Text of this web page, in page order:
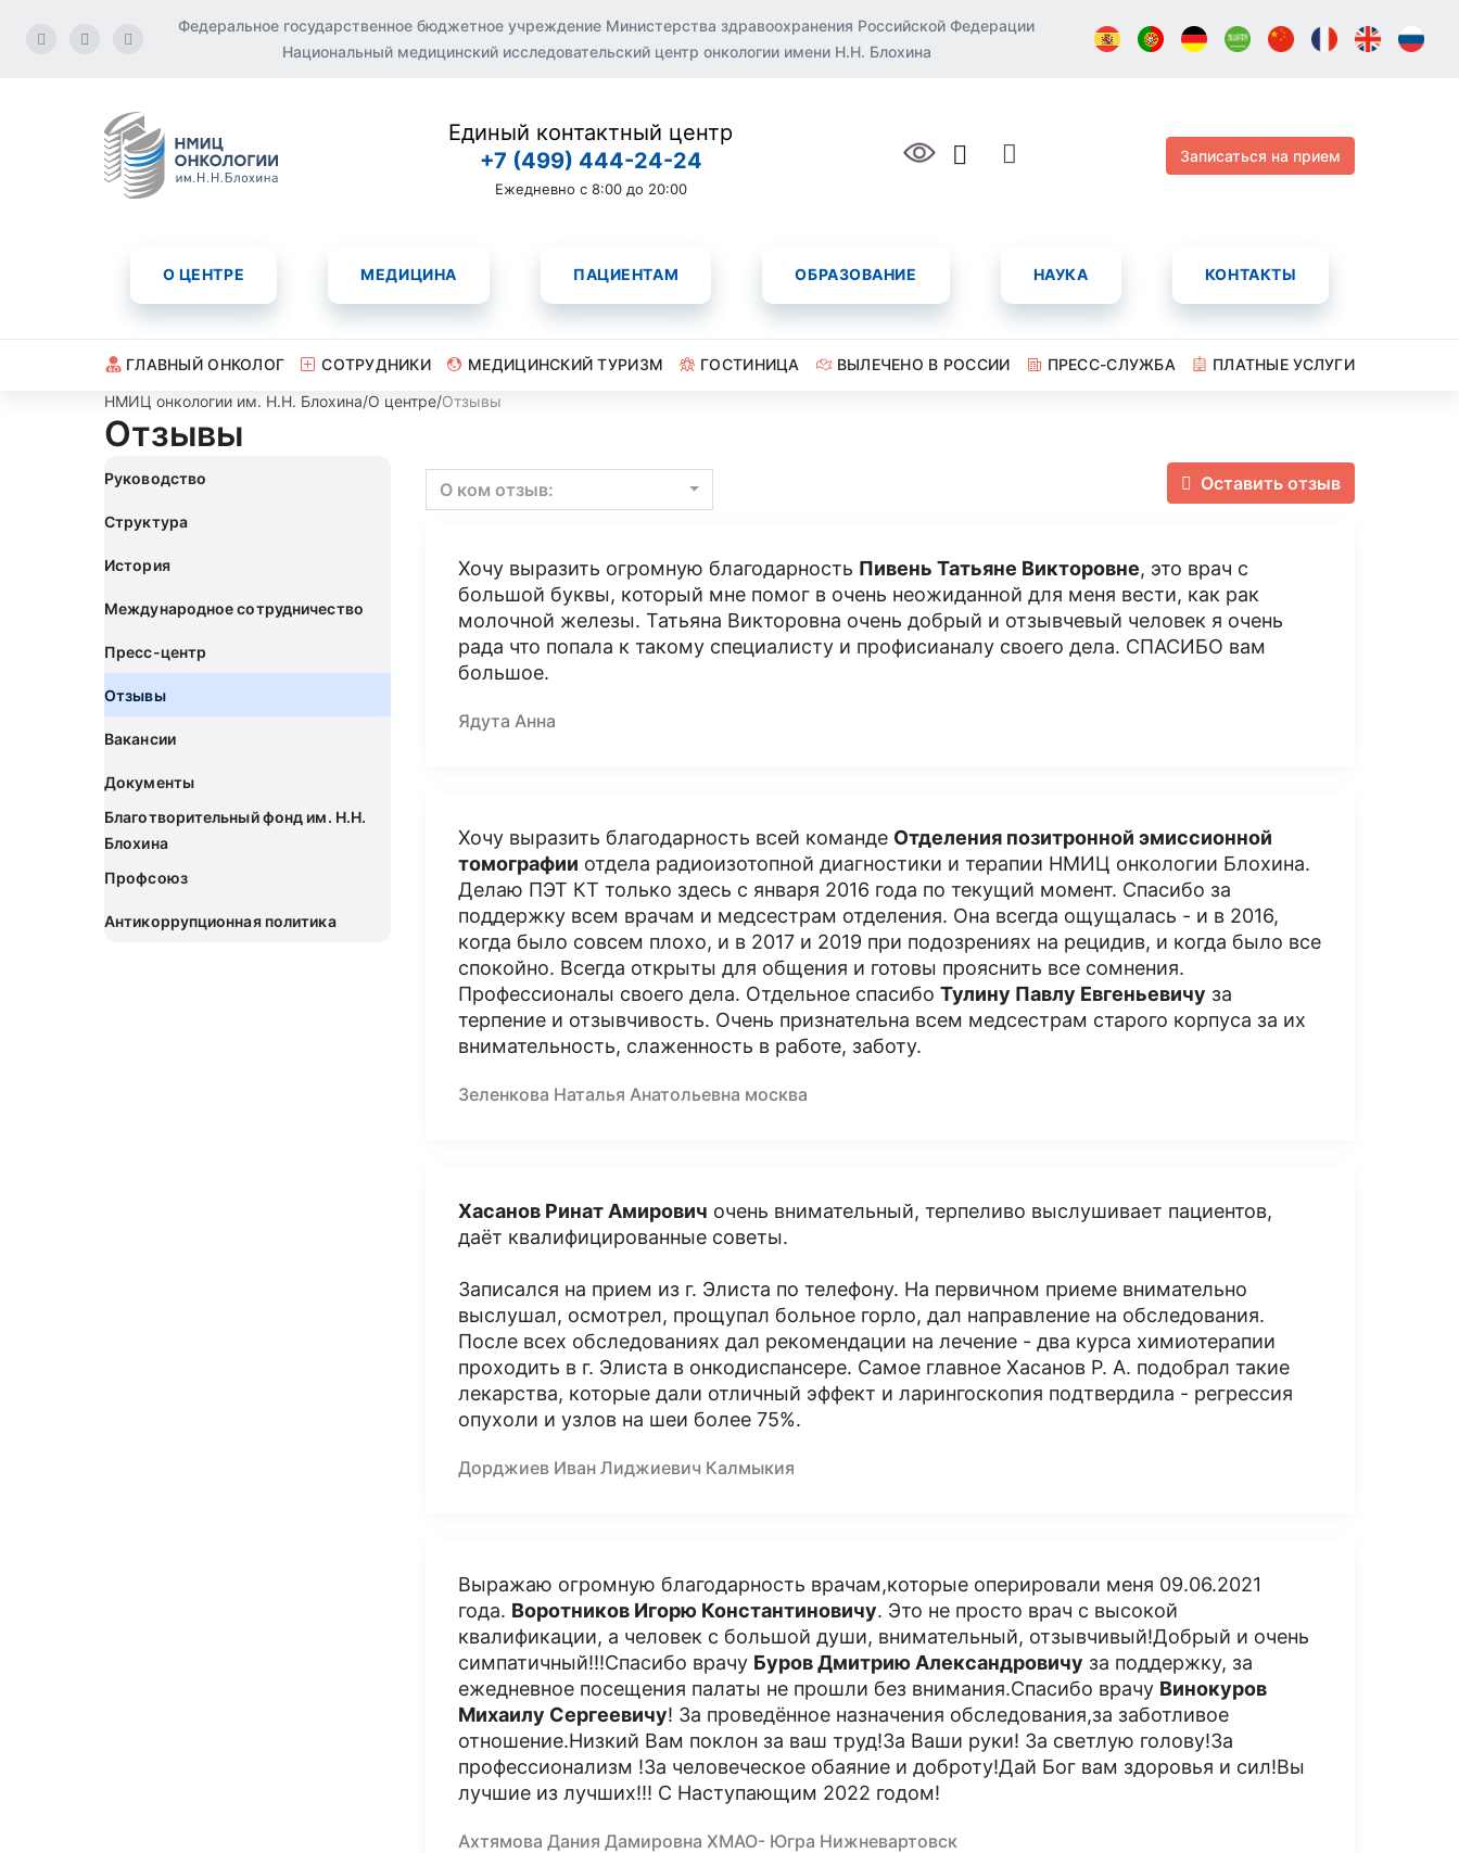
Федеральное государственное бюджетное учреждение Министерства здравоохранения Российской Федерации
Национальный медицинский исследовательский центр онкологии имени Н.Н. Блохина
Единый контактный центр
+7 (499) 444-24-24
Ежедневно с 8:00 до 20:00
Записаться на прием
О ЦЕНТРЕ МЕДИЦИНА ПАЦИЕНТАМ ОБРАЗОВАНИЕ НАУКА КОНТАКТЫ
ГЛАВНЫЙ ОНКОЛОГ СОТРУДНИКИ МЕДИЦИНСКИЙ ТУРИЗМ ГОСТИНИЦА ВЫЛЕЧЕНО В РОССИИ ПРЕСС-СЛУЖБА
ПЛАТНЫЕ УСЛУГИ
НМИЦ онкологии им. Н.Н. Блохина/О центре/Отзывы
Отзывы
Руководство
Структура
История
Международное сотрудничество
Пресс-центр
Отзывы
Вакансии
Документы
Благотворительный фонд им. Н.Н.
Блохина
Профсоюз
Антикоррупционная политика
Оставить отзыв
О ком отзыв:
Хочу выразить огромную благодарность Пивень Татьяне Викторовне, это врач с
большой буквы, который мне помог в очень неожиданной для меня вести, как рак
молочной железы. Татьяна Викторовна очень добрый и отзывчевый человек я очень
рада что попала к такому специалисту и профисианалу своего дела. СПАСИБО вам
большое.
Ядута Анна
Хочу выразить благодарность всей команде Отделения позитронной эмиссионной
томографии отдела радиоизотопной диагностики и терапии НМИЦ онкологии Блохина.
Делаю ПЭТ КТ только здесь с января 2016 года по текущий момент. Спасибо за
поддержку всем врачам и медсестрам отделения. Она всегда ощущалась - и в 2016,
когда было совсем плохо, и в 2017 и 2019 при подозрениях на рецидив, и когда было все
спокойно. Всегда открыты для общения и готовы прояснить все сомнения.
Профессионалы своего дела. Отдельное спасибо Тулину Павлу Евгеньевичу за
терпение и отзывчивость. Очень признательна всем медсестрам старого корпуса за их
внимательность, слаженность в работе, заботу.
Зеленкова Наталья Анатольевна москва
Хасанов Ринат Амирович очень внимательный, терпеливо выслушивает пациентов,
даёт квалифицированные советы.
Записался на прием из г. Элиста по телефону. На первичном приеме внимательно
выслушал, осмотрел, прощупал больное горло, дал направление на обследования.
После всех обследованиях дал рекомендации на лечение - два курса химиотерапии
проходить в г. Элиста в онкодиспансере. Самое главное Хасанов Р. А. подобрал такие
лекарства, которые дали отличный эффект и ларингоскопия подтвердила - регрессия
опухоли и узлов на шеи более 75%.
Дорджиев Иван Лиджиевич Калмыкия
Выражаю огромную благодарность врачам,которые оперировали меня 09.06.2021
года. Воротников Игорю Константиновичу. Это не просто врач с высокой
квалификации, а человек с большой души, внимательный, отзывчивый!Добрый и очень
симпатичный!!!Спасибо врачу Буров Дмитрию Александровичу за поддержку, за
ежедневное посещения палаты не прошли без внимания.Спасибо врачу Винокуров
Михаилу Сергеевичу! За проведённое назначения обследования,за заботливое
отношение.Низкий Вам поклон за ваш труд!За Ваши руки! За светлую голову!За
профессионализм !За человеческое обаяние и доброту!Дай Бог вам здоровья и сил!Вы
лучшие из лучших!!! С Наступающим 2022 годом!
Ахтямова Дания Дамировна ХМАО- Югра Нижневартовск